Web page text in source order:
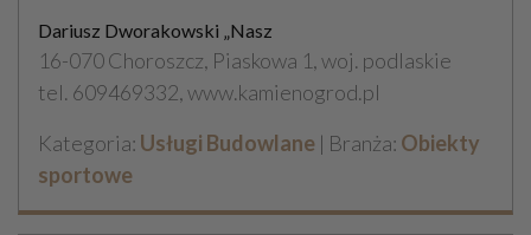
Dariusz Dworakowski „Nasz
16-070 Choroszcz, Piaskowa 1, woj. podlaskie
tel. 609469332, www.kamienogrod.pl
Kategoria: Usługi Budowlane | Branża: Obiekty
sportowe